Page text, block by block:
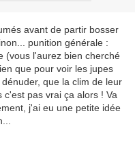
avant de partir bosser
punition générale :
(vous l'aurez bien cherché
que pour voir les jupes
que la clim de leur
pas vrai ça alors ! Va
j'ai eu une petite idée